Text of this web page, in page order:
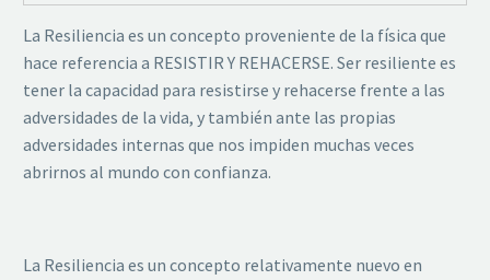
La Resiliencia es un concepto proveniente de la física que
hace referencia a RESISTIR Y REHACERSE. Ser resiliente es
tener la capacidad para resistirse y rehacerse frente a las
adversidades de la vida, y también ante las propias
adversidades internas que nos impiden muchas veces
abrirnos al mundo con confianza.
La Resiliencia es un concepto relativamente nuevo en